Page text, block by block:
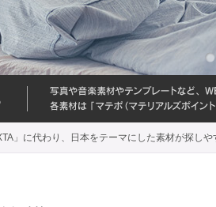
」に代わり、日本をテーマにした素材が探しや